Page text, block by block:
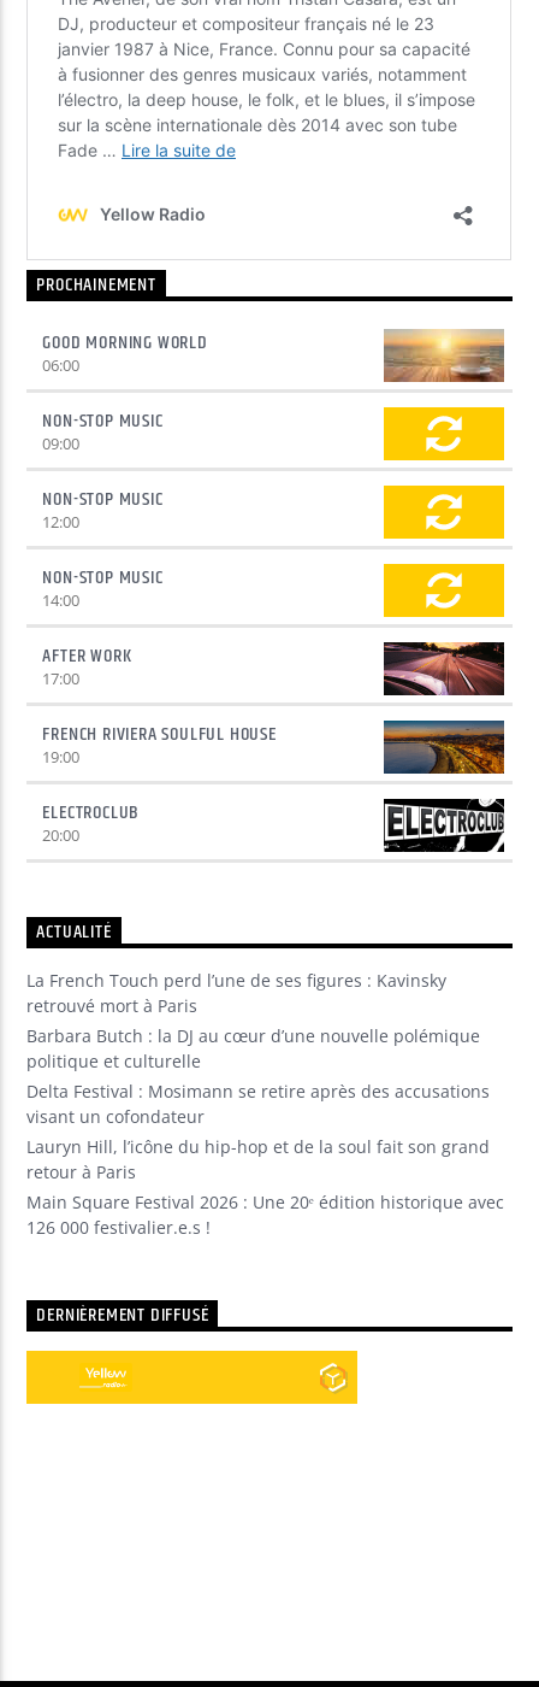
PROCHAINEMENT
GOOD MORNING WORLD
06:00
NON-STOP MUSIC
09:00
NON-STOP MUSIC
12:00
NON-STOP MUSIC
14:00
AFTER WORK
17:00
FRENCH RIVIERA SOULFUL HOUSE
19:00
ELECTROCLUB
20:00
ACTUALITÉ
La French Touch perd l’une de ses figures : Kavinsky
retrouvé mort à Paris
Barbara Butch : la DJ au cœur d’une nouvelle polémique
politique et culturelle
Delta Festival : Mosimann se retire après des accusations
visant un cofondateur
Lauryn Hill, l’icône du hip-hop et de la soul fait son grand
retour à Paris
Main Square Festival 2026 : Une 20ᵉ édition historique avec
126 000 festivalier.e.s !
DERNIÈREMENT DIFFUSÉ